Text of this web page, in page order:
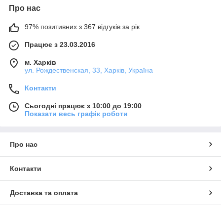
Про нас
97% позитивних з 367 відгуків за рік
Працює з 23.03.2016
м. Харків
ул. Рождественская, 33, Харків, Україна
Контакти
Сьогодні працює з 10:00 до 19:00
Показати весь графік роботи
Про нас
Контакти
Доставка та оплата